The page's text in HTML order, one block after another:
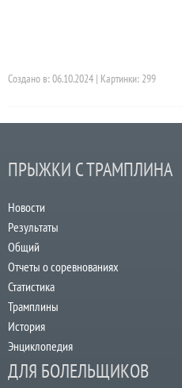
Создано в: 06.10.2024 | Картинки: 299
ПРЫЖКИ С ТРАМПЛИНА
Новости
Результаты
Общий
Отчеты о соревнованиях
Статистика
Трамплины
История
Энциклопедия
ДЛЯ БОЛЕЛЬЩИКОВ